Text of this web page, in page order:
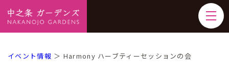
イベント情報 ＞ Harmony ハーブティーセッションの会